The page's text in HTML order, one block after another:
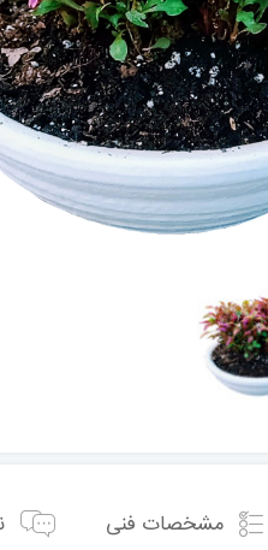
مشخصات فنی